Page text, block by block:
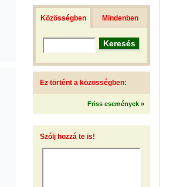
Közösségben Mindenben
Ez történt a közösségben:
Friss események »
Szólj hozzá te is!